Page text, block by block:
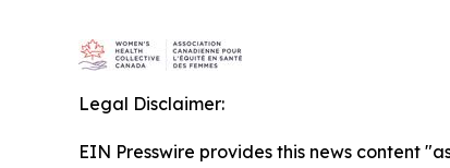
Legal Disclaimer:
EIN Presswire provides this news content